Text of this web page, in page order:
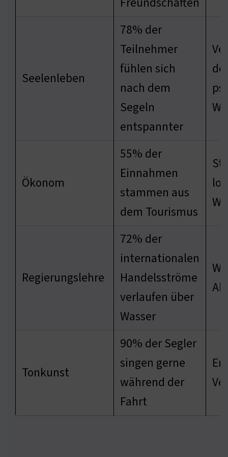
Seelenleben
78% der
Teilnehmer
fühlen sich
nach dem
Segeln
entspannter
Ökonom
55% der
Einnahmen
stammen aus
dem Tourismus
Regierungslehre
72% der
internationalen
Handelsströme
verlaufen über
Wasser
Tonkunst
90% der Segler
singen gerne
während der
Fahrt